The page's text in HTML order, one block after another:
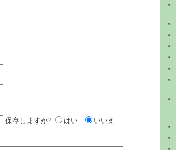
保存しますか?
はい いいえ